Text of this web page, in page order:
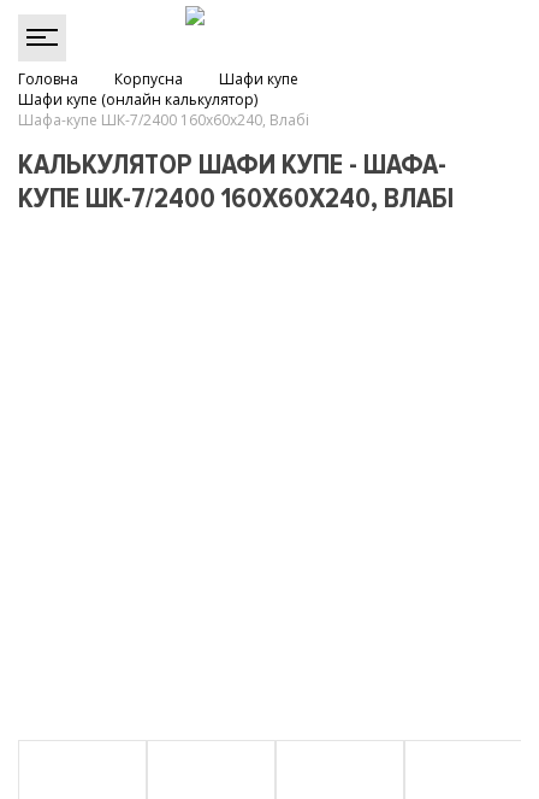
Головна Корпусна
Шафи купе
Шафи купе (онлайн калькулятор)
Шафа-купе ШК-7/2400 160х60х240, Влабі
КАЛЬКУЛЯТОР ШАФИ КУПЕ - ШАФА-
КУПЕ ШК-7/2400 160Х60Х240, ВЛАБІ